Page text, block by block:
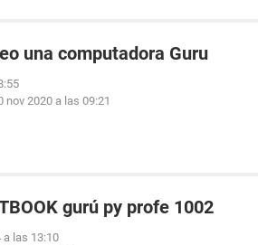
una computadora Guru
nov 2020 a las 09:21
gurú py profe 1002
a las 13:10